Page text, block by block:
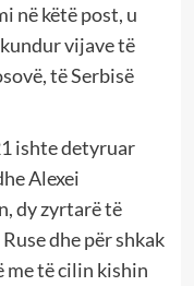
në këtë post, u
vijave të
të Serbisë
ishte detyruar
Alexei
dy zyrtarë të
dhe për shkak
të cilin kishin